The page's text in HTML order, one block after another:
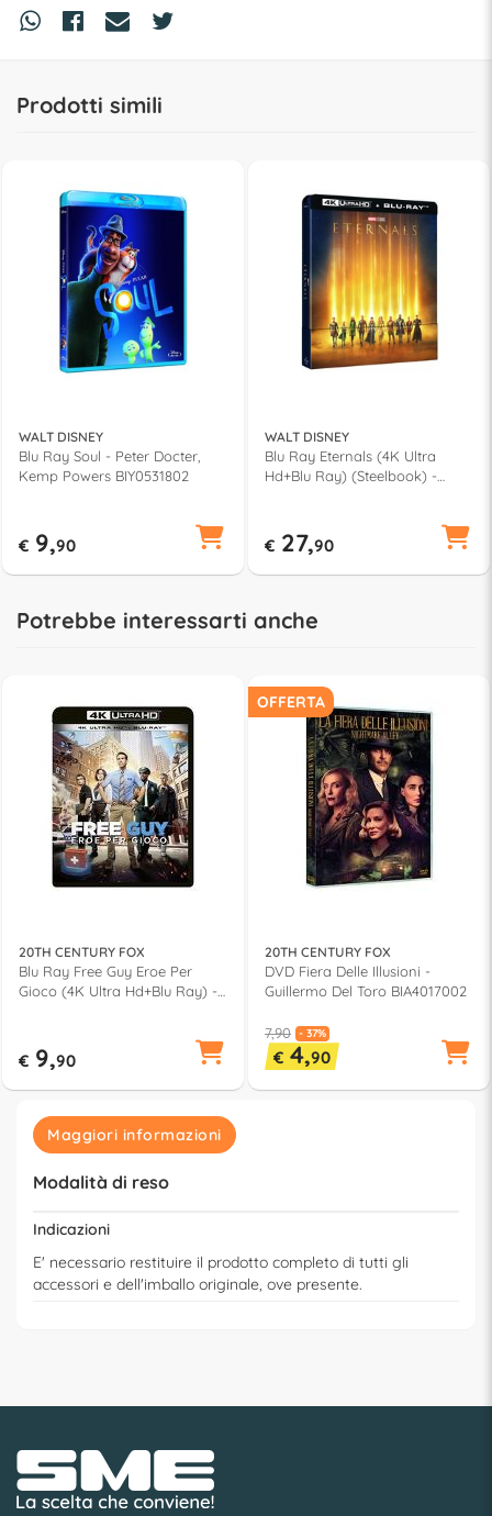
Prodotti simili
WALT DISNEY
Blu Ray Soul - Peter Docter,
Kemp Powers BIY0531802
€ 9,90
WALT DISNEY
Blu Ray Eternals (4K Ultra
Hd+Blu Ray) (Steelbook) -
€ 27,90
Potrebbe interessarti anche
20TH CENTURY FOX
Blu Ray Free Guy Eroe Per
Gioco (4K Ultra Hd+Blu Ray) -
€ 9,90
OFFERTA
20TH CENTURY FOX
DVD Fiera Delle Illusioni -
Guillermo Del Toro BIA4017002
7,90 - 37%
€ 4,90
Maggiori informazioni
Modalità di reso
Indicazioni
E' necessario restituire il prodotto completo di tutti gli
accessori e dell'imballo originale, ove presente.